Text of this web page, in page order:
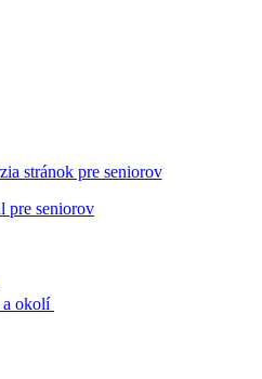
stránok pre seniorov
a okolí